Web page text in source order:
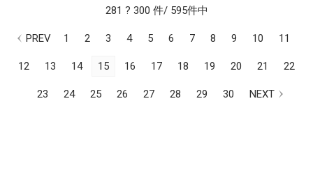
281 ? 300 件/ 595件中
PREV 1 2 3 4 5 6 7 8 9 10 11
12 13 14 15 16 17 18 19 20 21 22
23 24 25 26 27 28 29 30 NEXT